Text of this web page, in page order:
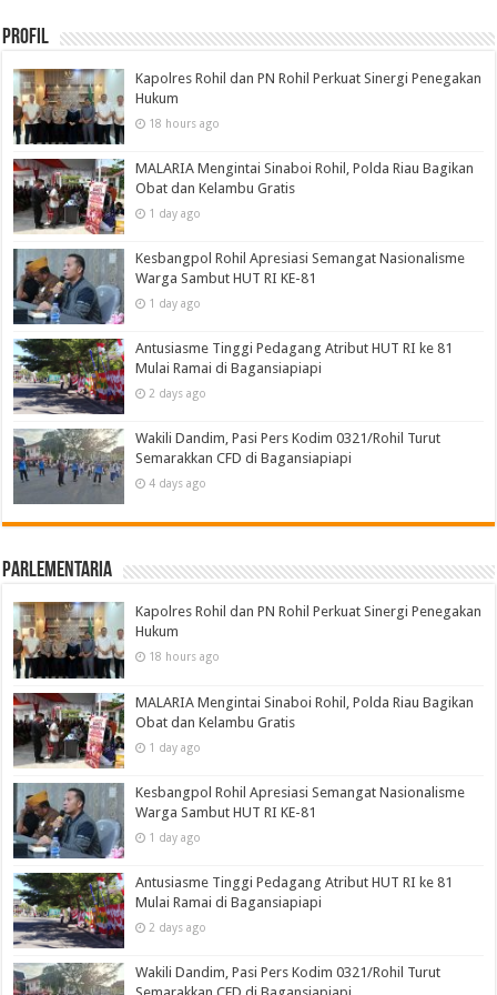
Profil
Kapolres Rohil dan PN Rohil Perkuat Sinergi Penegakan
Hukum
18 hours ago
MALARIA Mengintai Sinaboi Rohil, Polda Riau Bagikan
Obat dan Kelambu Gratis
1 day ago
Kesbangpol Rohil Apresiasi Semangat Nasionalisme
Warga Sambut HUT RI KE-81
1 day ago
Antusiasme Tinggi Pedagang Atribut HUT RI ke 81
Mulai Ramai di Bagansiapiapi
2 days ago
Wakili Dandim, Pasi Pers Kodim 0321/Rohil Turut
Semarakkan CFD di Bagansiapiapi
4 days ago
Parlementaria
Kapolres Rohil dan PN Rohil Perkuat Sinergi Penegakan
Hukum
18 hours ago
MALARIA Mengintai Sinaboi Rohil, Polda Riau Bagikan
Obat dan Kelambu Gratis
1 day ago
Kesbangpol Rohil Apresiasi Semangat Nasionalisme
Warga Sambut HUT RI KE-81
1 day ago
Antusiasme Tinggi Pedagang Atribut HUT RI ke 81
Mulai Ramai di Bagansiapiapi
2 days ago
Wakili Dandim, Pasi Pers Kodim 0321/Rohil Turut